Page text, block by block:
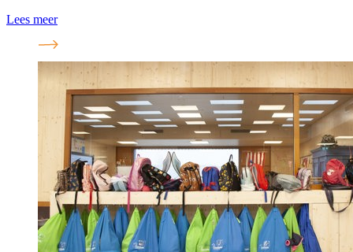
Lees meer